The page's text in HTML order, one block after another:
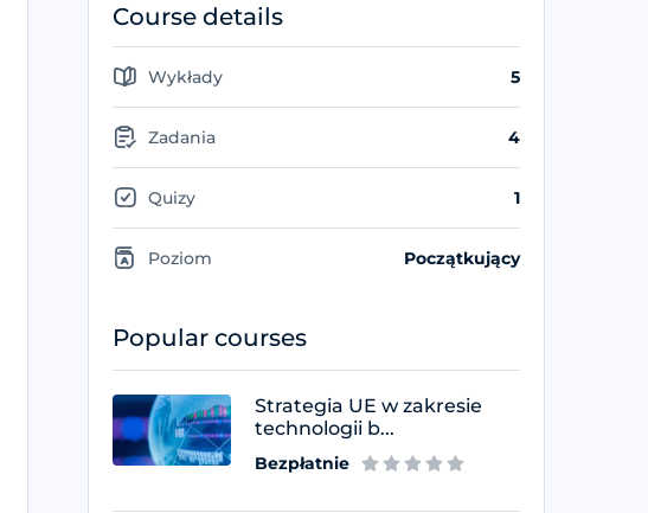
Course details
Wykłady 5
Zadania 4
Quizy 1
Poziom Początkujący
Popular courses
Strategia UE w zakresie
technologii b...
Bezpłatnie